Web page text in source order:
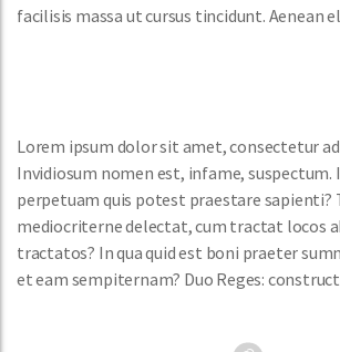
facilisis massa ut cursus tincidunt. Aenean
Lorem ipsum dolor sit amet, consectetur
Invidiosum nomen est, infame,
perpetuam quis potest praestare sapienti?
mediocriterne delectat, cum tractat locos
tractatos? In qua quid est boni praeter
et eam sempiternam? Duo Reges: